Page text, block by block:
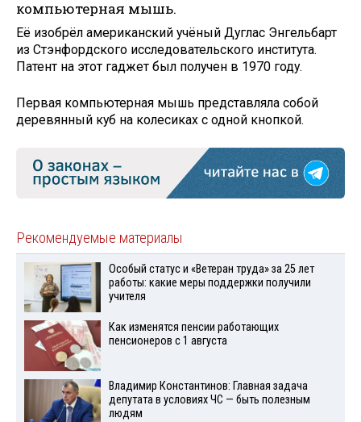
компьютерная мышь.
Её изобрёл американский учёный Дуглас Энгельбарт
из Стэнфордского исследовательского института.
Патент на этот гаджет был получен в 1970 году.
Первая компьютерная мышь представляла собой
деревянный куб на колесиках с одной кнопкой.
Рекомендуемые материалы
Особый статус и «Ветеран труда» за 25 лет
работы: какие меры поддержки получили
учителя
Как изменятся пенсии работающих
пенсионеров с 1 августа
Владимир Константинов: Главная задача
депутата в условиях ЧС — быть полезным
людям